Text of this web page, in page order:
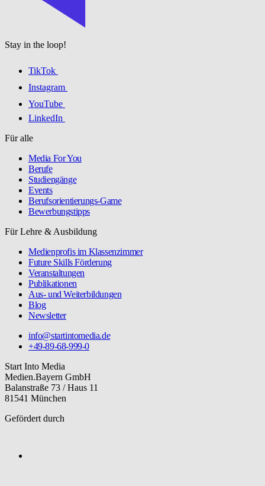
Stay in the loop!
TikTok
Instagram
YouTube
LinkedIn
Für alle
Media For You
Berufe
Studiengänge
Events
Berufsorientierungs-Game
Bewerbungstipps
Für Lehre & Ausbildung
Medienprofis im Klassenzimmer
Future Skills Förderung
Veranstaltungen
Publikationen
Aus- und Weiterbildungen
Blog
Newsletter
info@startintomedia.de
+49-89-68-999-0
Start Into Media
Medien.Bayern GmbH
Balanstraße 73 / Haus 11
81541 München
Gefördert durch